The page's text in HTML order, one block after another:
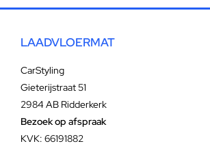
LAADVLOERMAT
CarStyling
Gieterijstraat 51
2984 AB Ridderkerk
Bezoek op afspraak
KVK: 66191882